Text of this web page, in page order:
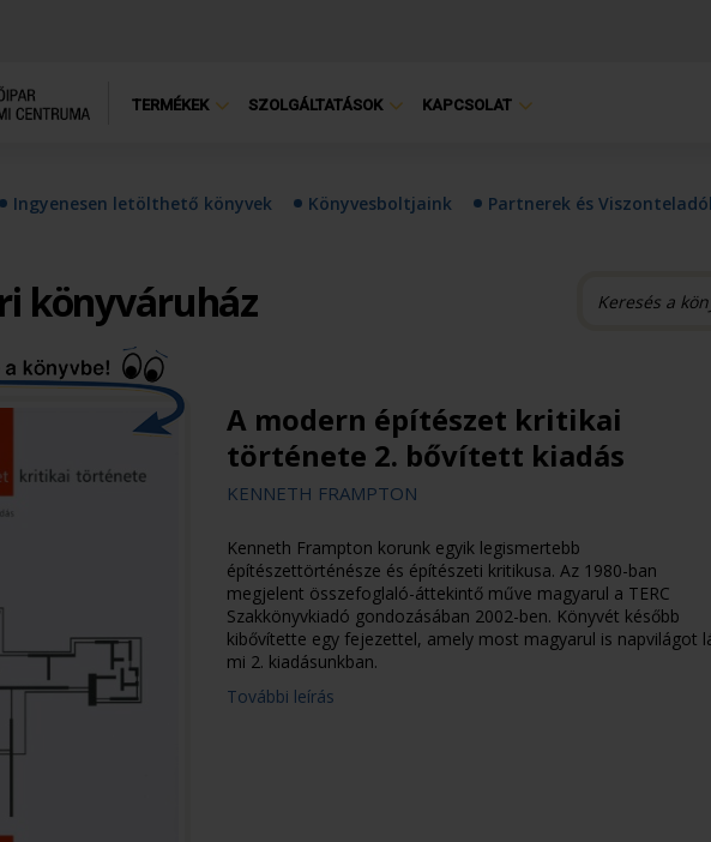
TERMÉKEK SZOLGÁLTATÁSOK KAPCSOLAT
Ingyenesen letölthető könyvek Könyvesboltjaink Partnerek és
könyváruház
A modern építészet kritikai
története 2. bővített kiadás
KENNETH FRAMPTON
Kenneth Frampton korunk egyik legismertebb
építészettörténésze és építészeti kritikusa. Az 1980-ban
megjelent összefoglaló-áttekintő műve magyarul a TERC
Szakkönyvkiadó gondozásában 2002-ben. Könyvét később
kibővítette egy fejezettel, amely most magyarul is napvilágot
mi 2. kiadásunkban.
További leírás